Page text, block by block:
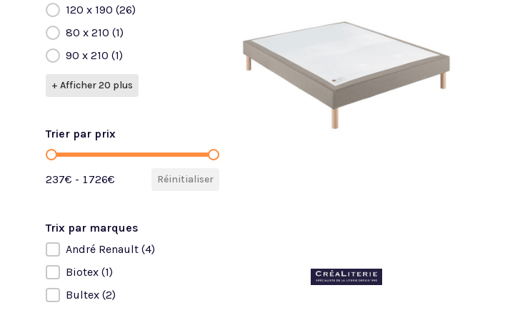
120 x 190 (26)
80 x 210 (1)
90 x 210 (1)
+ Afficher 20 plus
Trier par prix
Trier par prix
237€ - 1726€ Réinitialiser
Trix par marques
Trix par marques
André Renault (4)
Biotex (1)
Bultex (2)